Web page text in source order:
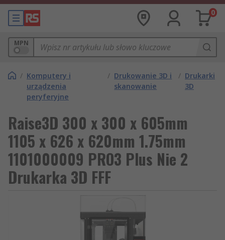
0
MPN
/ Komputery i
urządzenia
peryferyjne
/ Drukowanie 3D i
skanowanie
/ Drukarki
3D
Raise3D 300 x 300 x 605mm
1105 x 626 x 620mm 1.75mm
1101000009 PRO3 Plus Nie 2
Drukarka 3D FFF